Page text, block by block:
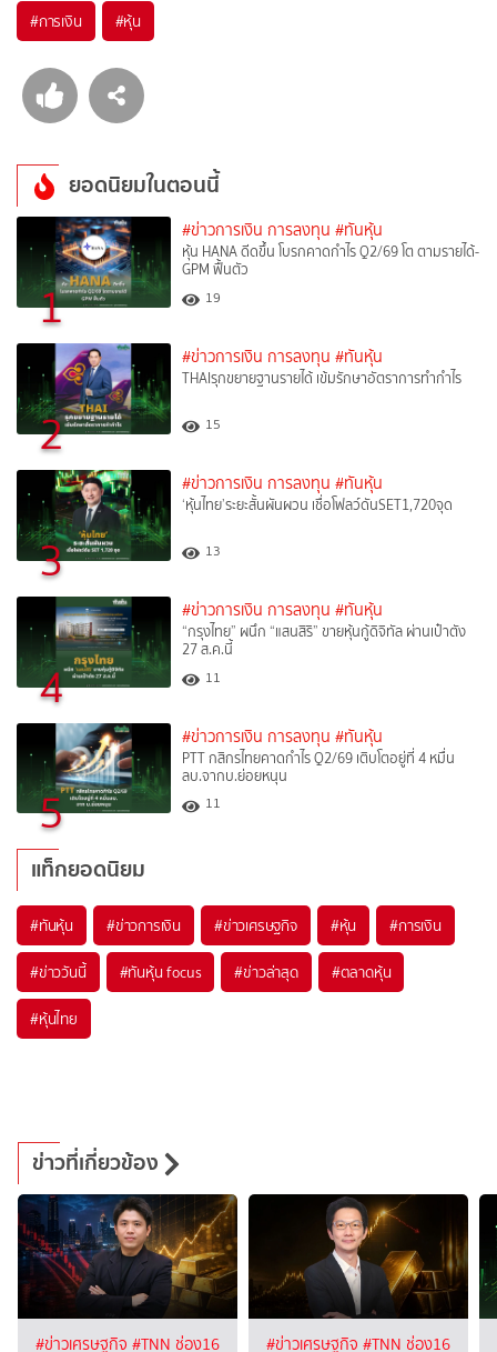
#การเงิน #หุ้น
ยอดนิยมในตอนนี้
1
#ข่าวการเงิน การลงทุน #ทันหุ้น
หุ้น HANA ดีดขึ้น โบรกคาดกำไร Q2/69 โต ตามรายได้-
GPM ฟื้นตัว
19
2
#ข่าวการเงิน การลงทุน #ทันหุ้น
THAIรุกขยายฐานรายได้ เข้มรักษาอัตราการทำกำไร
15
3
#ข่าวการเงิน การลงทุน #ทันหุ้น
‘หุ้นไทย’ระยะสั้นผันผวน เชื่อโฟลว์ดันSET1,720จุด
13
4
#ข่าวการเงิน การลงทุน #ทันหุ้น
“กรุงไทย” ผนึก “แสนสิริ” ขายหุ้นกู้ดิจิทัล ผ่านเป๋าตัง
27 ส.ค.นี้
11
5
#ข่าวการเงิน การลงทุน #ทันหุ้น
PTT กสิกรไทยคาดกำไร Q2/69 เติบโตอยู่ที่ 4 หมื่น
ลบ.จากบ.ย่อยหนุน
11
แท็กยอดนิยม
#ทันหุ้น #ข่าวการเงิน #ข่าวเศรษฐกิจ #หุ้น #การเงิน
#ข่าววันนี้ #ทันหุ้น focus #ข่าวล่าสุด #ตลาดหุ้น
#หุ้นไทย
ข่าวที่เกี่ยวข้อง
#ข่าวเศรษฐกิจ #TNN ช่อง16 #ข่าวเศรษฐกิจ #TNN ช่อง16